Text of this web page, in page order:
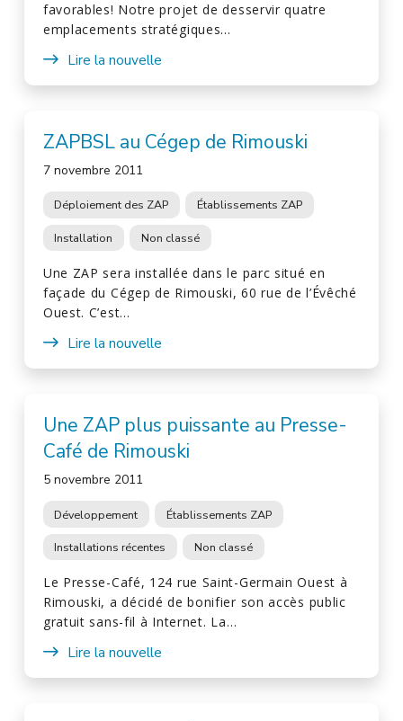
favorables! Notre projet de desservir quatre
emplacements stratégiques…
Lire la nouvelle
ZAPBSL au Cégep de Rimouski
7 novembre 2011
Déploiement des ZAP Établissements ZAP
Installation Non classé
Une ZAP sera installée dans le parc situé en
façade du Cégep de Rimouski, 60 rue de l’Évêché
Ouest. C’est…
Lire la nouvelle
Une ZAP plus puissante au Presse-
Café de Rimouski
5 novembre 2011
Développement Établissements ZAP
Installations récentes Non classé
Le Presse-Café, 124 rue Saint-Germain Ouest à
Rimouski, a décidé de bonifier son accès public
gratuit sans-fil à Internet. La…
Lire la nouvelle